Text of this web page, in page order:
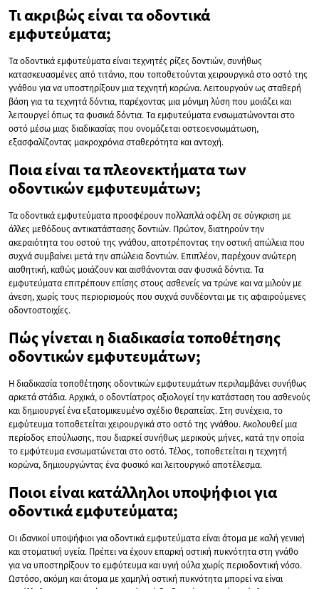
Τι ακριβώς είναι τα οδοντικά
εμφυτεύματα;
Τα οδοντικά εμφυτεύματα είναι τεχνητές ρίζες δοντιών, συνήθως
κατασκευασμένες από τιτάνιο, που τοποθετούνται χειρουργικά στο οστό της
γνάθου για να υποστηρίξουν μια τεχνητή κορώνα. Λειτουργούν ως σταθερή
βάση για τα τεχνητά δόντια, παρέχοντας μια μόνιμη λύση που μοιάζει και
λειτουργεί όπως τα φυσικά δόντια. Τα εμφυτεύματα ενσωματώνονται στο
οστό μέσω μιας διαδικασίας που ονομάζεται οστεοενσωμάτωση,
εξασφαλίζοντας μακροχρόνια σταθερότητα και αντοχή.
Ποια είναι τα πλεονεκτήματα των
οδοντικών εμφυτευμάτων;
Τα οδοντικά εμφυτεύματα προσφέρουν πολλαπλά οφέλη σε σύγκριση με
άλλες μεθόδους αντικατάστασης δοντιών. Πρώτον, διατηρούν την
ακεραιότητα του οστού της γνάθου, αποτρέποντας την οστική απώλεια που
συχνά συμβαίνει μετά την απώλεια δοντιών. Επιπλέον, παρέχουν ανώτερη
αισθητική, καθώς μοιάζουν και αισθάνονται σαν φυσικά δόντια. Τα
εμφυτεύματα επιτρέπουν επίσης στους ασθενείς να τρώνε και να μιλούν με
άνεση, χωρίς τους περιορισμούς που συχνά συνδέονται με τις αφαιρούμενες
οδοντοστοιχίες.
Πώς γίνεται η διαδικασία τοποθέτησης
οδοντικών εμφυτευμάτων;
Η διαδικασία τοποθέτησης οδοντικών εμφυτευμάτων περιλαμβάνει συνήθως
αρκετά στάδια. Αρχικά, ο οδοντίατρος αξιολογεί την κατάσταση του ασθενούς
και δημιουργεί ένα εξατομικευμένο σχέδιο θεραπείας. Στη συνέχεια, το
εμφύτευμα τοποθετείται χειρουργικά στο οστό της γνάθου. Ακολουθεί μια
περίοδος επούλωσης, που διαρκεί συνήθως μερικούς μήνες, κατά την οποία
το εμφύτευμα ενσωματώνεται στο οστό. Τέλος, τοποθετείται η τεχνητή
κορώνα, δημιουργώντας ένα φυσικό και λειτουργικό αποτέλεσμα.
Ποιοι είναι κατάλληλοι υποψήφιοι για
οδοντικά εμφυτεύματα;
Οι ιδανικοί υποψήφιοι για οδοντικά εμφυτεύματα είναι άτομα με καλή γενική
και στοματική υγεία. Πρέπει να έχουν επαρκή οστική πυκνότητα στη γνάθο
για να υποστηρίξουν το εμφύτευμα και υγιή ούλα χωρίς περιοδοντική νόσο.
Ωστόσο, ακόμη και άτομα με χαμηλή οστική πυκνότητα μπορεί να είναι